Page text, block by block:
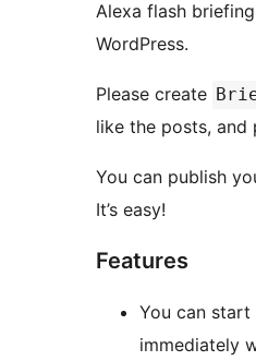
Alexa flash
WordPress.
Please create
like the posts, and
You can publish
It’s easy!
Features
You can start
immediately